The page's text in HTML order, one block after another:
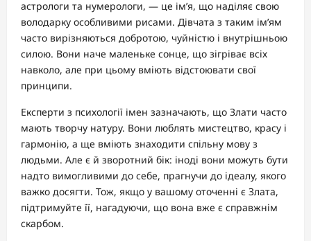
астрологи та нумерологи, — це ім’я, що наділяє свою
володарку особливими рисами. Дівчата з таким ім’ям
часто вирізняються добротою, чуйністю і внутрішньою
силою. Вони наче маленьке сонце, що зігріває всіх
навколо, але при цьому вміють відстоювати свої
принципи.
Експерти з психології імен зазначають, що Злати часто
мають творчу натуру. Вони люблять мистецтво, красу і
гармонію, а ще вміють знаходити спільну мову з
людьми. Але є й зворотний бік: іноді вони можуть бути
надто вимогливими до себе, прагнучи до ідеалу, якого
важко досягти. Тож, якщо у вашому оточенні є Злата,
підтримуйте її, нагадуючи, що вона вже є справжнім
скарбом.